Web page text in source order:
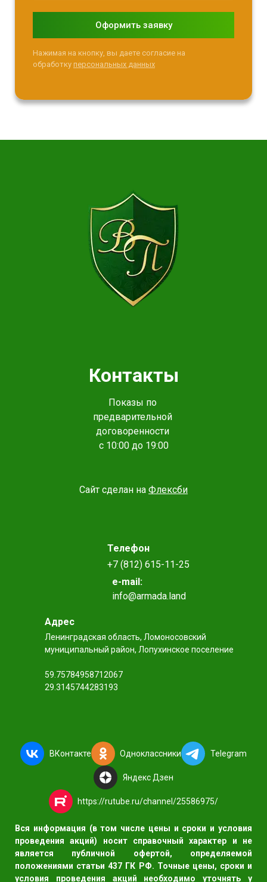
Оформить заявку
Нажимая на кнопку, вы даете согласие на
обработку персональных данных
Контакты
Показы по
предварительной
договоренности
с 10:00 до 19:00
Сайт сделан на Флексби
Телефон
+7 (812) 615-11-25
e-mail:
info@armada.land
Адрес
Ленинградская область, Ломоносовский
муниципальный район, Лопухинское поселение
59.75784958712067
29.3145744283193
ВКонтакте Одноклассники Telegram
Яндекс Дзен
https://rutube.ru/channel/25586975/
Вся информация (в том числе цены и сроки и условия
проведения акций) носит справочный характер и не
является публичной офертой, определяемой
положениями статьи 437 ГК РФ. Точные цены, сроки и
условия проведения акций необходимо уточнять у